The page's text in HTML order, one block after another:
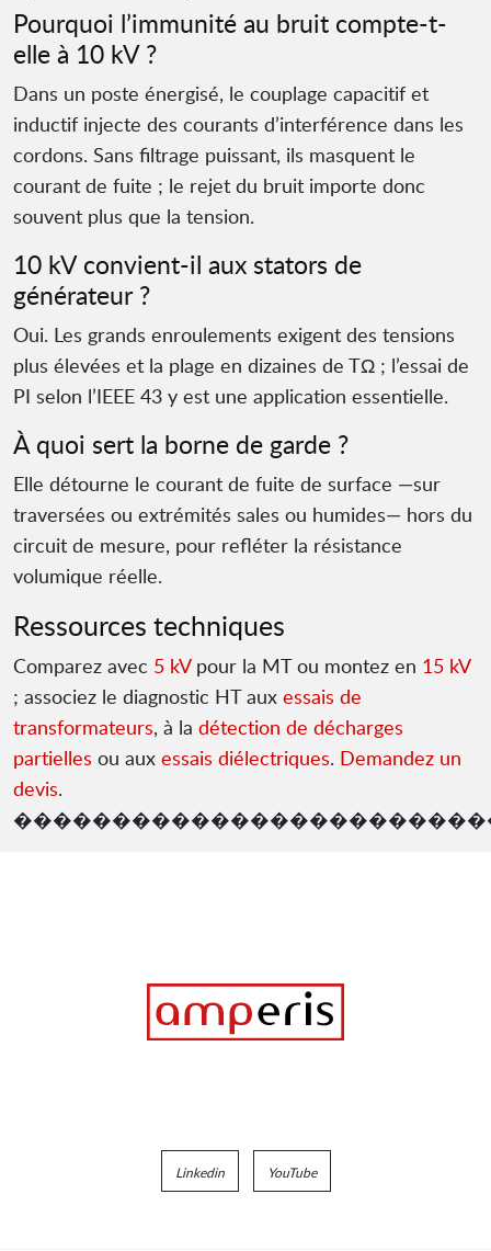
Pourquoi l’immunité au bruit compte-t-
elle à 10 kV ?
Dans un poste énergisé, le couplage capacitif et
inductif injecte des courants d’interférence dans les
cordons. Sans filtrage puissant, ils masquent le
courant de fuite ; le rejet du bruit importe donc
souvent plus que la tension.
10 kV convient-il aux stators de
générateur ?
Oui. Les grands enroulements exigent des tensions
plus élevées et la plage en dizaines de TΩ ; l’essai de
PI selon l’IEEE 43 y est une application essentielle.
À quoi sert la borne de garde ?
Elle détourne le courant de fuite de surface —sur
traversées ou extrémités sales ou humides— hors du
circuit de mesure, pour refléter la résistance
volumique réelle.
Ressources techniques
Comparez avec 5 kVpour la MT ou montez en 15 kV
; associez le diagnostic HT aux essais de
transformateurs, à la détection de décharges
partielles ou aux essais diélectriques. Demandez un
devis.
Linkedin YouTube